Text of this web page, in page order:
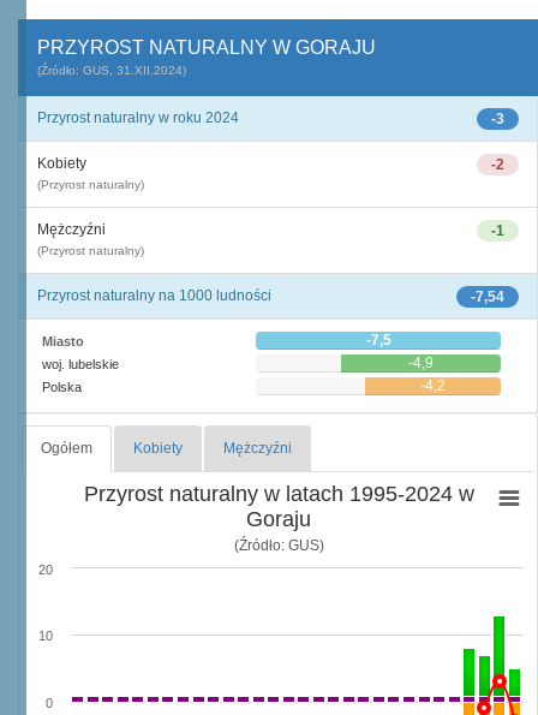
PRZYROST NATURALNY W GORAJU
(Źródło: GUS, 31.XII.2024)
-3
Przyrost naturalny w roku 2024
-2
Kobiety
(Przyrost naturalny)
-1
Mężczyźni
(Przyrost naturalny)
-7,54
Przyrost naturalny na 1000 ludności
Miasto -7,5
woj. lubelskie -4,9
Polska -4,2
Ogółem Kobiety Mężczyźni
Przyrost naturalny w latach 1995-2024 w
Goraju
(Źródło: GUS)
0
10
20